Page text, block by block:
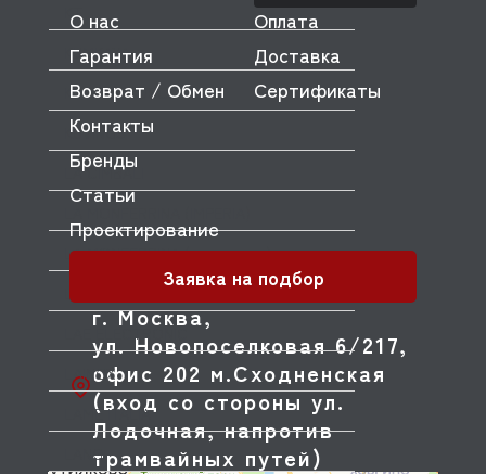
KT
KUMKAYA
KÜPPERSBUSCH
KUVINGS
LA CIMBALI
LA MONFERRINA (не активен)
LA PAVONI
LAE ELECTRONIC
LAINOX
LAME ITALIA
LANG
г. Москва,
ул. Новопоселковая 6/217,
офис 202 м.Сходненская
(вход со стороны ул.
Лодочная, напротив
трамвайных путей)
О нас
Оплата
Гарантия
Доставка
Возврат / Обмен
Сертификаты
Контакты
Бренды
Статьи
Проектирование
Заявка на подбор